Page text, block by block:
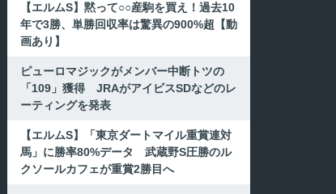
【エルムS】黙って○○産駒を買え！過去10
年で3勝、単勝回収率は驚異の900%超【動
画あり】
ピューロマジックがメンバー中断トツの
「109」獲得 JRAがアイビスSDなどのレ
ーティングを発表
【エルムS】「東京ダートマイル重賞連対
馬」に勝率80%データ 武蔵野S圧勝のル
クソールカフェが重賞2勝目へ